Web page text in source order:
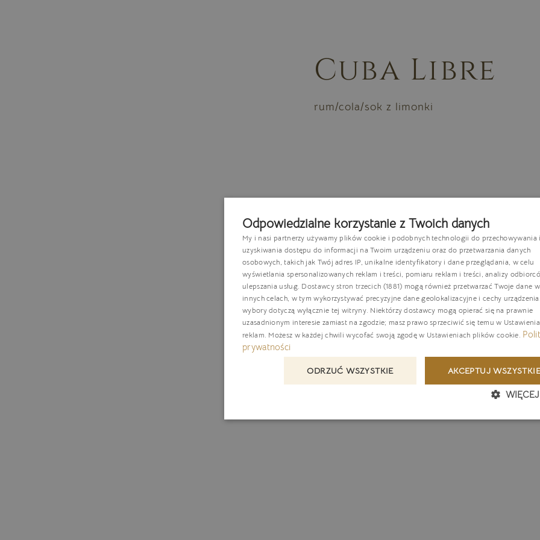
Cuba Libre
rum/cola/sok z limonki
Odpowiedzialne korzystanie z Twoich danych
My i nasi partnerzy używamy plików cookie i podobnych technologii do przechowywania i
uzyskiwania dostępu do informacji na Twoim urządzeniu oraz do przetwarzania danych
osobowych, takich jak Twój adres IP, unikalne identyfikatory i dane przeglądania, w celu
wyświetlania spersonalizowanych reklam i treści, pomiaru reklam i treści, analizy
ulepszania usług. Dostawcy stron trzecich (1881) mogą również przetwarzać Twoje dane
innych celach, w tym wykorzystywać precyzyjne dane geolokalizacyjne i cechy
wybory dotyczą wyłącznie tej witryny. Niektórzy dostawcy mogą opierać się na prawnie
uzasadnionym interesie zamiast na zgodzie; masz prawo sprzeciwić się temu w
reklam. Możesz w każdej chwili wycofać swoją zgodę w Ustawieniach plików cookie.
prywatności
AKCEPTUJ WSZYSTKIE
ODRZUĆ WSZYSTKIE